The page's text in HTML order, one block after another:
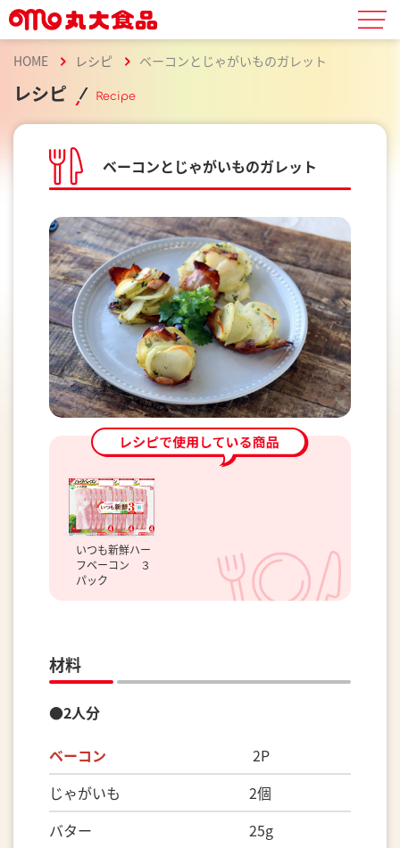
HOME レシピ ベーコンとじゃがいものガレット
レシピ Recipe
ベーコンとじゃがいものガレット
いつも新鮮ハー
フベーコン ３
パック
材料
●2人分
ベーコン
2P
じゃがいも 2個
バター 25g